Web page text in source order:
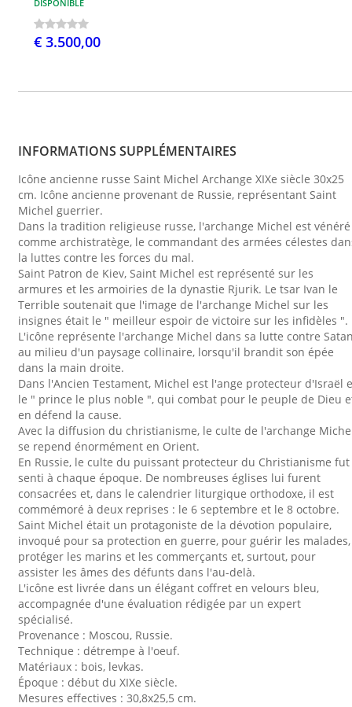
DISPONIBLE
€ 3.500,00
INFORMATIONS SUPPLÉMENTAIRES
Icône ancienne russe Saint Michel Archange XIXe siècle 30x25
cm. Icône ancienne provenant de Russie, représentant Saint
Michel guerrier.
Dans la tradition religieuse russe, l'archange Michel est vénéré
comme archistratège, le commandant des armées célestes
la luttes contre les forces du mal.
Saint Patron de Kiev, Saint Michel est représenté sur les
armures et les armoiries de la dynastie Rjurik. Le tsar Ivan le
Terrible soutenait que l'image de l'archange Michel sur les
insignes était le " meilleur espoir de victoire sur les infidèles ".
L'icône représente l'archange Michel dans sa lutte contre
au milieu d'un paysage collinaire, lorsqu'il brandit son épée
dans la main droite.
Dans l'Ancien Testament, Michel est l'ange protecteur d'Israël
le " prince le plus noble ", qui combat pour le peuple de Dieu
en défend la cause.
Avec la diffusion du christianisme, le culte de l'archange
se repend énormément en Orient.
En Russie, le culte du puissant protecteur du Christianisme fut
senti à chaque époque. De nombreuses églises lui furent
consacrées et, dans le calendrier liturgique orthodoxe, il est
commémoré à deux reprises : le 6 septembre et le 8 octobre.
Saint Michel était un protagoniste de la dévotion populaire,
invoqué pour sa protection en guerre, pour guérir les malades,
protéger les marins et les commerçants et, surtout, pour
assister les âmes des défunts dans l'au-delà.
L'icône est livrée dans un élégant coffret en velours bleu,
accompagnée d'une évaluation rédigée par un expert
spécialisé.
Provenance : Moscou, Russie.
Technique : détrempe à l'oeuf.
Matériaux : bois, levkas.
Époque : début du XIXe siècle.
Mesures effectives : 30,8x25,5 cm.